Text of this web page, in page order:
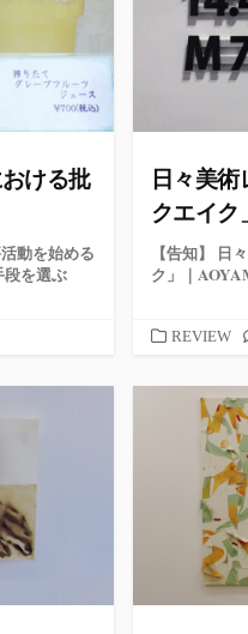
ける批
動を始める
を選ぶ
日々美
クエイク
【告知】 日
ク」｜
カ
ゴ
REVIEW